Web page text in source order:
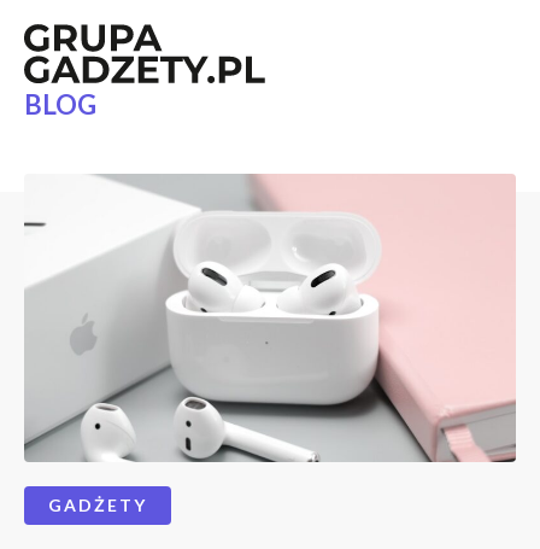
BLOG
GADŻETY